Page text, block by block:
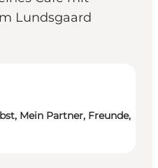
Lundsgaard
Mein Partner, Freunde,